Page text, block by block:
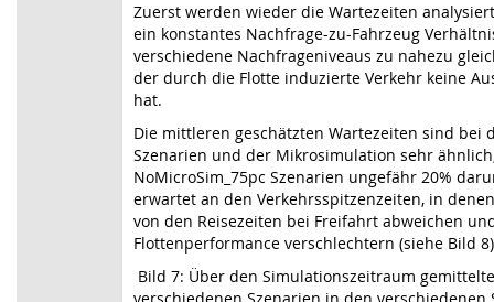
Zuerst werden wieder die Wartezeiten
ein konstantes Nachfrage-zu-Fahrzeug
verschiedene Nachfrageniveaus zu nahezu
der durch die Flotte induzierte Verkehr keine
hat.
Die mittleren geschätzten Wartezeiten sind bei
Szenarien und der Mikrosimulation sehr
NoMicroSim_75pc Szenarien ungefähr 20%
erwartet an den Verkehrsspitzenzeiten, in
von den Reisezeiten bei Freifahrt abweichen
Flottenperformance verschlechtern (siehe Bild
Bild 7: Über den Simulationszeitraum